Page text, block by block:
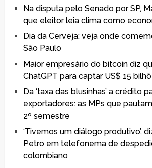
Na disputa pelo Senado por SP,
que eleitor leia clima como
Dia da Cerveja: veja onde
São Paulo
Maior empresário do bitcoin diz
ChatGPT para captar US$ 15
Da ‘taxa das blusinhas’ a crédito
exportadores: as MPs que
2º semestre
‘Tivemos um diálogo produtivo’,
Petro em telefonema de
colombiano